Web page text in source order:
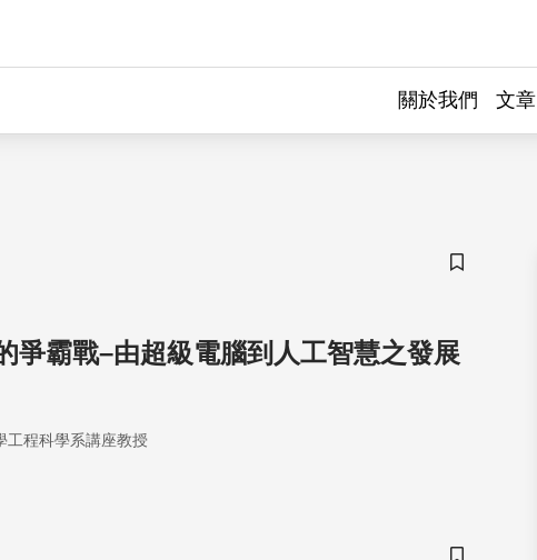
關於我們 文章
儲存書籤
爭霸戰–由超級電腦到人工智慧之發展
工程科學系講座教授